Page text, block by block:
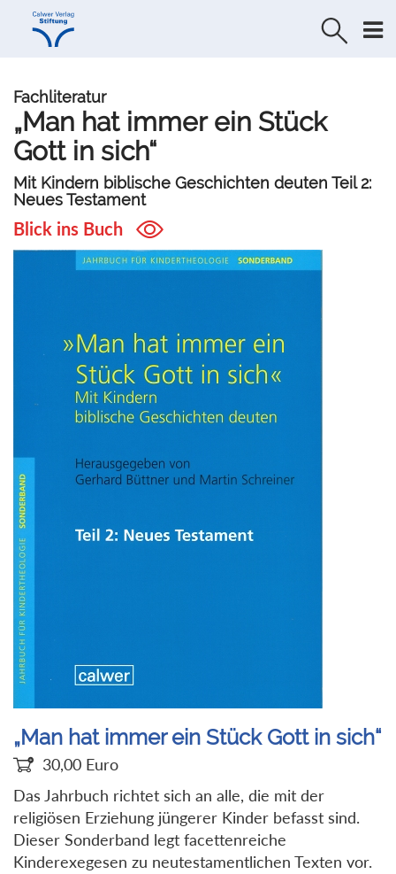
Direkt
Direkt
Fachliteratur
„Man hat immer ein Stück
Gott in sich“
Mit Kindern biblische Geschichten deuten Teil 2:
Neues Testament
Blick ins Buch
„Man hat immer ein Stück Gott in sich“
30,00 Euro
Das Jahrbuch richtet sich an alle, die mit der
religiösen Erziehung jüngerer Kinder befasst sind.
Dieser Sonderband legt facettenreiche
Kinderexegesen zu neutestamentlichen Texten vor.